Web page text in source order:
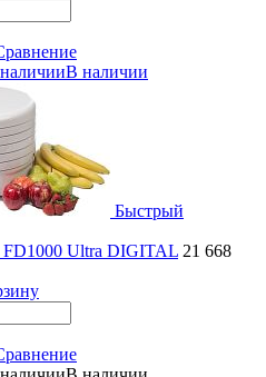
В наличии
Быстрый
Ultra DIGITAL 21 668